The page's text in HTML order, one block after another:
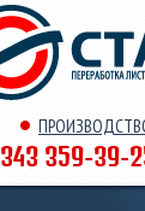
359-39-